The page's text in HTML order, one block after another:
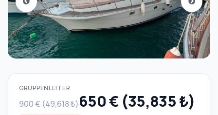
GRUPPENLEITER
900 € (49,618 ₺)650 € (35,835 ₺)